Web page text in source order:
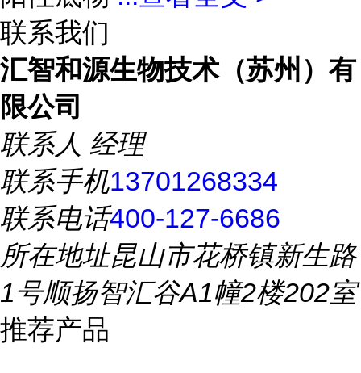
联系我们
汇智和源生物技术（苏州）有
限公司
联系人 经理
联系手机13701268334
联系电话400-127-6686
所在地址昆山市花桥镇新生路
1号顺扬智汇谷A1幢2楼202室
推荐产品